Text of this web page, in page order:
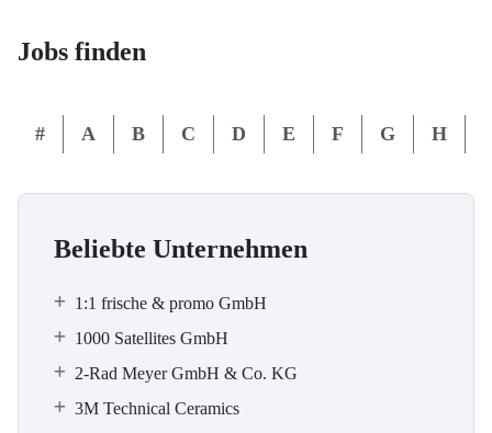
Jobs finden
# A B C D E F G H
Beliebte Unternehmen
1:1 frische & promo GmbH
1000 Satellites GmbH
2-Rad Meyer GmbH & Co. KG
3M Technical Ceramics